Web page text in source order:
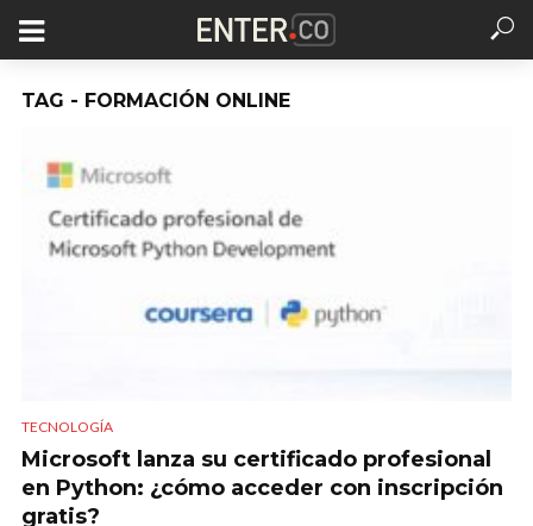
TAG - FORMACIÓN ONLINE
TECNOLOGÍA
Microsoft lanza su certificado profesional
en Python: ¿cómo acceder con inscripción
gratis?